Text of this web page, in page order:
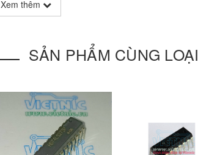
Xem thêm
SẢN PHẨM CÙNG LOẠI